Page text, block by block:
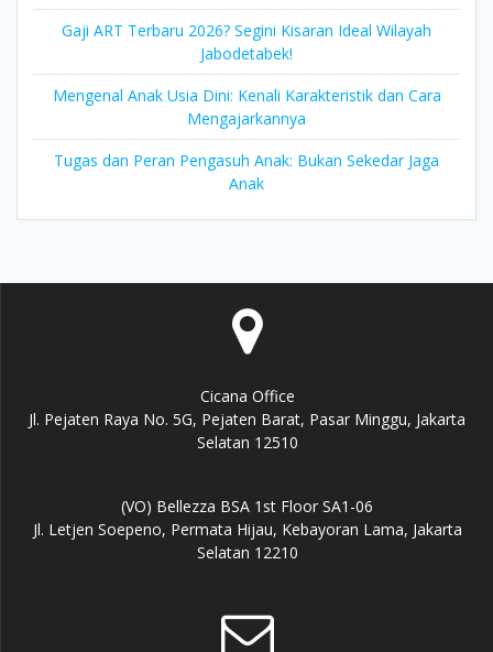
Gaji ART Terbaru 2026? Segini Kisaran Ideal Wilayah
Jabodetabek!
Mengenal Anak Usia Dini: Kenali Karakteristik dan Cara
Mengajarkannya
Tugas dan Peran Pengasuh Anak: Bukan Sekedar Jaga
Anak
Cicana Office
Jl. Pejaten Raya No. 5G, Pejaten Barat, Pasar Minggu, Jakarta
Selatan 12510
(VO) Bellezza BSA 1st Floor SA1-06
Jl. Letjen Soepeno, Permata Hijau, Kebayoran Lama, Jakarta
Selatan 12210